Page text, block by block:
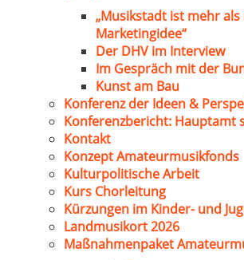
„Musikstadt ist mehr
Marketingidee“
Der DHV im Interview
Im Gespräch mit der
Kunst am Bau
Konferenz der Ideen &
Konferenzbericht: Hauptamt
Kontakt
Konzept Amateurmusikfonds
Kulturpolitische Arbeit
Kurs Chorleitung
Kürzungen im Kinder- und
Landmusikort 2026
Maßnahmenpaket